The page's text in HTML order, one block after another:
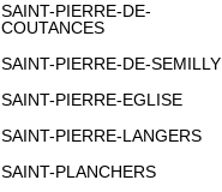
SAINT-PIERRE-DE-
COUTANCES
SAINT-PIERRE-DE-SEMILLY
SAINT-PIERRE-EGLISE
SAINT-PIERRE-LANGERS
SAINT-PLANCHERS